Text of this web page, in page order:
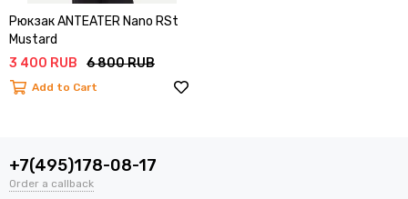
Рюкзак ANTEATER Nano RSt
Mustard
3 400 RUB
6 800 RUB
Add to Cart
+7(495)178-08-17
Order a callback